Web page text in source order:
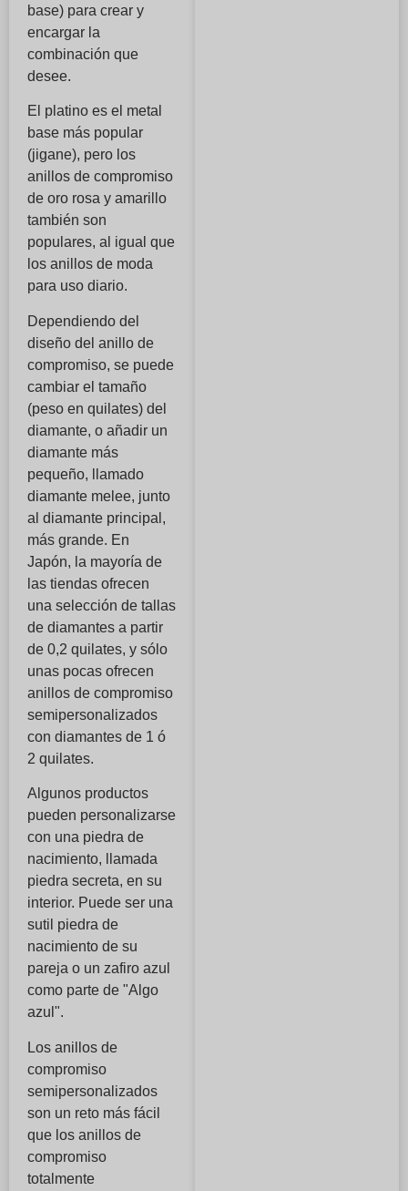
base) para crear y
encargar la
combinación que
desee.
El platino es el metal
base más popular
(jigane), pero los
anillos de compromiso
de oro rosa y amarillo
también son
populares, al igual que
los anillos de moda
para uso diario.
Dependiendo del
diseño del anillo de
compromiso, se puede
cambiar el tamaño
(peso en quilates) del
diamante, o añadir un
diamante más
pequeño, llamado
diamante melee, junto
al diamante principal,
más grande. En
Japón, la mayoría de
las tiendas ofrecen
una selección de tallas
de diamantes a partir
de 0,2 quilates, y sólo
unas pocas ofrecen
anillos de compromiso
semipersonalizados
con diamantes de 1 ó
2 quilates.
Algunos productos
pueden personalizarse
con una piedra de
nacimiento, llamada
piedra secreta, en su
interior. Puede ser una
sutil piedra de
nacimiento de su
pareja o un zafiro azul
como parte de "Algo
azul".
Los anillos de
compromiso
semipersonalizados
son un reto más fácil
que los anillos de
compromiso
totalmente